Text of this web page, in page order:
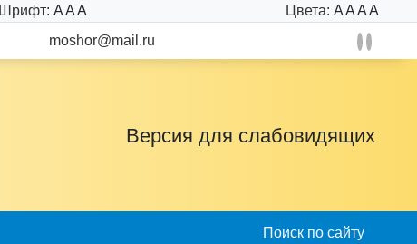
Шрифт: A A A Цвета: AAAA
moshor@mail.ru
Версия для слабовидящих
Поиск по сайту